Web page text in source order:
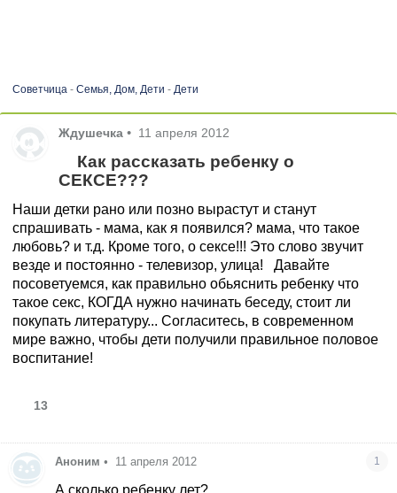
Советчица- Семья, Дом, Дети - Дети
Ждушечка • 11 апреля 2012
Как рассказать ребенку о
СЕКСЕ???
Наши детки рано или позно вырастут и станут
спрашивать - мама, как я появился? мама, что такое
любовь? и т.д. Кроме того, о сексе!!! Это слово звучит
везде и постоянно - телевизор, улица! Давайте
посоветуемся, как правильно обьяснить ребенку что
такое секс, КОГДА нужно начинать беседу, стоит ли
покупать литературу... Согласитесь, в современном
мире важно, чтобы дети получили правильное половое
воспитание!
13
Аноним • 11 апреля 2012 1